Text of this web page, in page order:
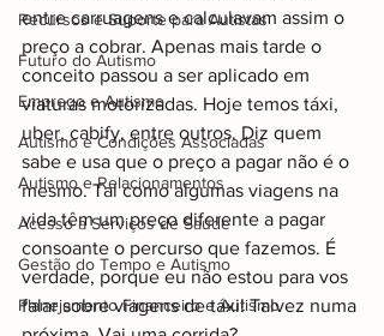
Recursos e Suporte para Autistas
Futuro do Autismo
Emprego e Autismo
Autismo e Condições Associadas
Autismo e Relacionamentos
Acesso a Serviços de Saúde
Gestão do Tempo e Autismo
Planejamento Financeiro e Autismo
entre carruagens e calculavam assim o
preço a cobrar. Apenas mais tarde o
conceito passou a ser aplicado em
viaturas motorizadas. Hoje temos táxi,
uber, cabify, entre outros. Diz quem
sabe e usa que o preço a pagar não é o
mesmo. Tal como algumas viagens na
vida têm um preço diferente a pagar
consoante o percurso que fazemos. É
verdade, porque eu não estou para vos
falar sobre viagens de táxi! Talvez numa